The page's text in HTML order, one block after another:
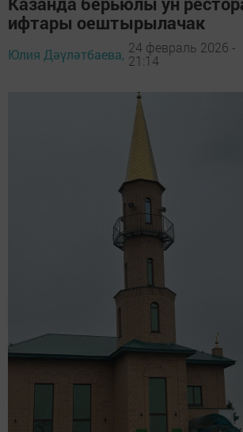
ифтары оештырылачак
Юлия Дәүләтбаева, 24 февраль 2026 -
21:14